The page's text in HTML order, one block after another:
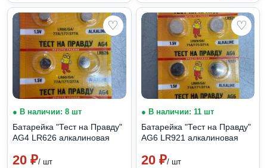
♡
● В наличии: 8 шт
Батарейка "Тест на Правду"
АG4 LR626 алкалиновая
20 ₽/ шт
♡
● В наличии: 11 шт
Батарейка "Тест на Правду"
АG6 LR921 алкалиновая
20 ₽/ шт